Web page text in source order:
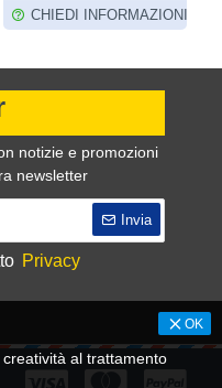
CHIEDI INFORMAZIONI
notizie e promozioni
newsletter
Invia
Privacy
OK
al trattamento